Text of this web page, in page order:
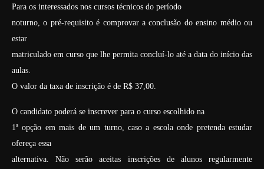
Para os interessados nos cursos técnicos do período
noturno, o pré-requisito é comprovar a conclusão do ensino médio ou
estar
matriculado em curso que lhe permita concluí-lo até a data do início das
aulas.
O valor da taxa de inscrição é de R$ 37,00.
O candidato poderá se inscrever para o curso escolhido na
1ª opção em mais de um turno, caso a escola onde pretenda estudar
ofereça essa
alternativa. Não serão aceitas inscrições de alunos regularmente